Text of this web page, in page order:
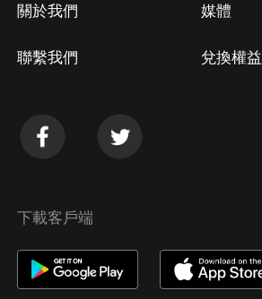
關於我們
聯繫我們
媒體
兌換權益
下載客戶端